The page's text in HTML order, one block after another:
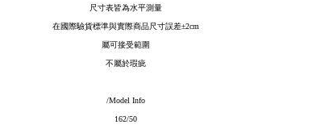
尺寸表皆為水平測量
在國際驗貨標準與實際商品尺寸誤差±2cm
屬可接受範圍
不屬於瑕疵
/Model Info
162/50